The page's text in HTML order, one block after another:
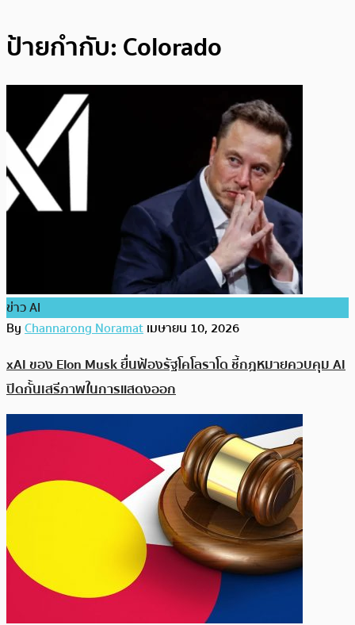
ป้ายกำกับ: Colorado
ข่าว AI
ByChannarong Noramatเมษายน 10, 2026
xAI ของ Elon Musk ยื่นฟ้องรัฐโคโลราโด ชี้กฎหมายควบคุม AI
ปิดกั้นเสรีภาพในการแสดงออก